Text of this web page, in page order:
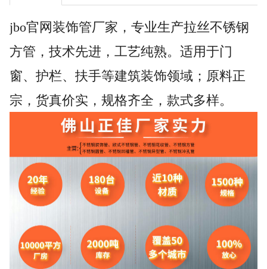
jbo官网装饰管厂家，专业生产拉丝不锈钢
方管，技术先进，工艺纯熟。适用于门
窗、护栏、扶手等建筑装饰领域；原料正
宗，货真价实，规格齐全，款式多样。